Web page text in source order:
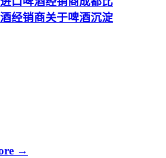
经销商关于啤酒沉淀
→